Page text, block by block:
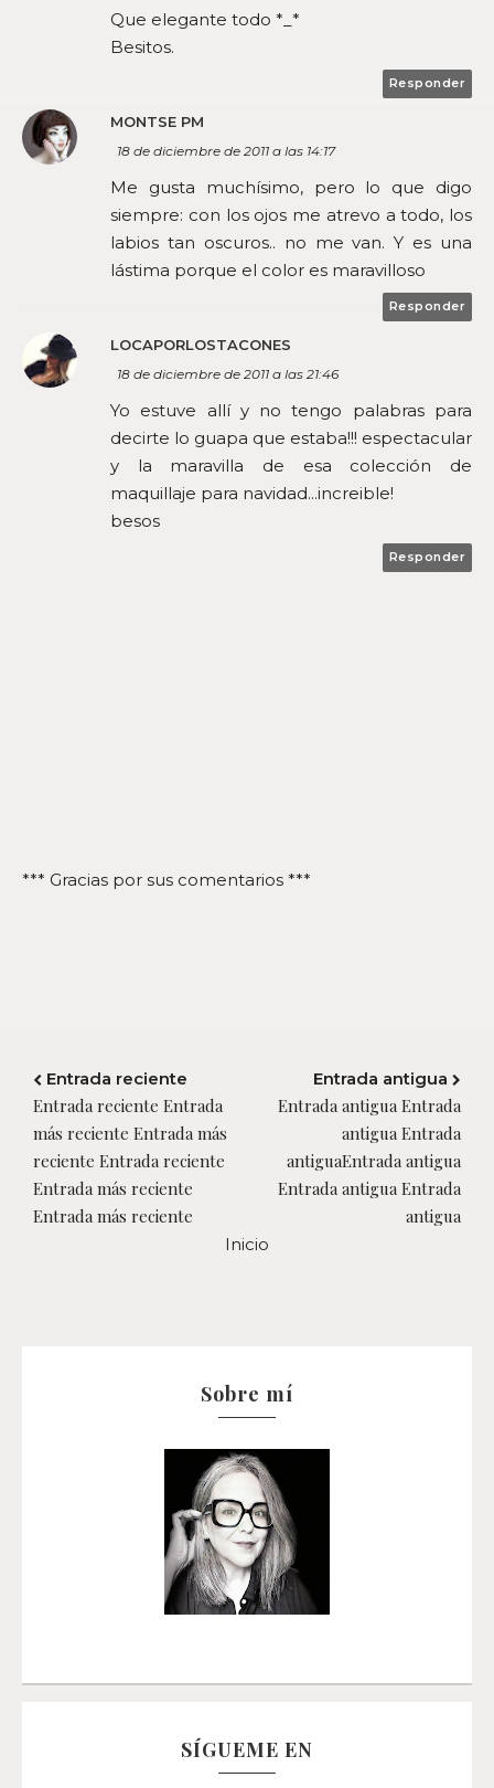
Que elegante todo *_*
Besitos.
Responder
MONTSE PM
18 de diciembre de 2011 a las 14:17
Me gusta muchísimo, pero lo que digo
siempre: con los ojos me atrevo a todo, los
labios tan oscuros.. no me van. Y es una
lástima porque el color es maravilloso
Responder
LOCAPORLOSTACONES
18 de diciembre de 2011 a las 21:46
Yo estuve allí y no tengo palabras para
decirte lo guapa que estaba!!! espectacular
y la maravilla de esa colección de
maquillaje para navidad...increible!
besos
Responder
*** Gracias por sus comentarios ***
Entrada reciente
Entrada reciente Entrada
más reciente Entrada más
reciente Entrada reciente
Entrada más reciente
Entrada más reciente
Entrada antigua
Entrada antigua Entrada
antigua Entrada
antiguaEntrada antigua
Entrada antigua Entrada
antigua
Inicio
Sobre mí
SÍGUEME EN